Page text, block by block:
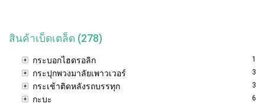
สินค้าเบ็ดเตล็ด (278)
กระบอกไฮดรอลิก 1
กระปุกพวงมาลัยเพาวเวอร์ 3
กระเช้าติดหลังรถบรรทุก 3
กะบะ 6